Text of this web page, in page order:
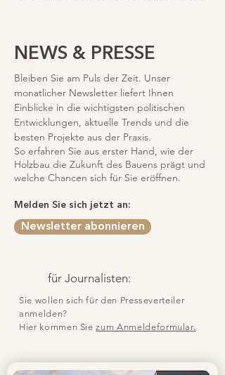
NEWS & PRESSE
Bleiben Sie am Puls der Zeit. Unser
monatlicher Newsletter liefert Ihnen
Einblicke in die wichtigsten politischen
Entwicklungen, aktuelle Trends und die
besten Projekte aus der Praxis.
So erfahren Sie aus erster Hand, wie der
Holzbau die Zukunft des Bauens prägt und
welche Chancen sich für Sie eröffnen.
Melden Sie sich jetzt an:
Newsletter abonnieren
für Journalisten:
Sie wollen sich für den Presseverteiler
anmelden?
Hier kommen Siezum Anmeldeformular.